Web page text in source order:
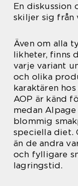
En diskussion
skiljer sig från
Även om alla
likheter, finns
varje variant
och olika
karaktären
AOP är känd
medan
blommig
speciella diet.
än de andra
och fylligare
lagringstid.